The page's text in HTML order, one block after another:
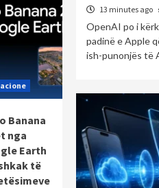
Banana
nga
Earth
të
13 minutes ago
OpenAI po i
padinë e Apple
ish-punonjës të